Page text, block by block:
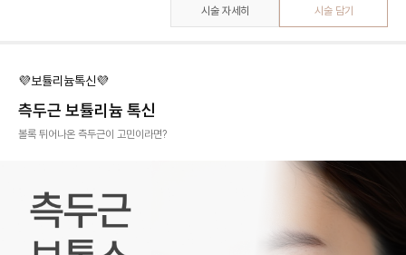
시술 자세히 시술 담기
💜보튤리늄톡신💜
측두근 보튤리늄 톡신
볼록 튀어나온 측두근이 고민이라면?